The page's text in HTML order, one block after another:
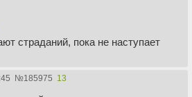
страданий, пока не наступает
№185975 13